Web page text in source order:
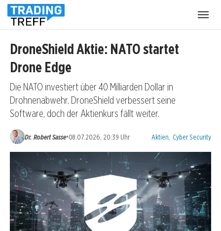
DroneShield Aktie: NATO startet
Drone Edge
Die NATO investiert über 40 Milliarden Dollar in
Drohnenabwehr. DroneShield verbessert seine
Software, doch der Aktienkurs fällt weiter.
Dr. Robert Sasse•08.07.2026, 20:39 Uhr Kategorien:
Aktien Cyber Security